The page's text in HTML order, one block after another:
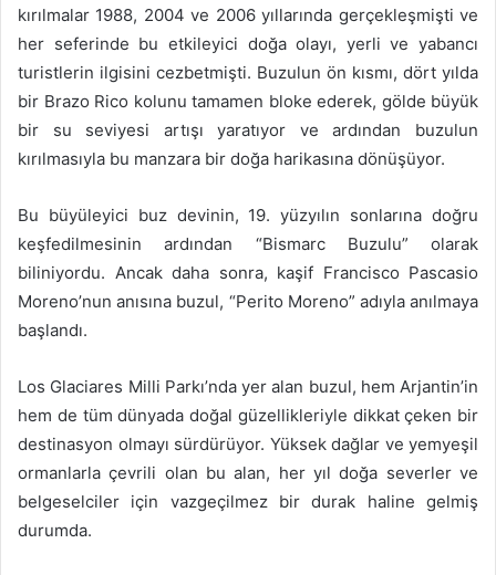
kırılmalar 1988, 2004 ve 2006 yıllarında gerçekleşmişti ve
her seferinde bu etkileyici doğa olayı, yerli ve yabancı
turistlerin ilgisini cezbetmişti. Buzulun ön kısmı, dört yılda
bir Brazo Rico kolunu tamamen bloke ederek, gölde büyük
bir su seviyesi artışı yaratıyor ve ardından buzulun
kırılmasıyla bu manzara bir doğa harikasına dönüşüyor.
Bu büyüleyici buz devinin, 19. yüzyılın sonlarına doğru
keşfedilmesinin ardından “Bismarc Buzulu” olarak
biliniyordu. Ancak daha sonra, kaşif Francisco Pascasio
Moreno’nun anısına buzul, “Perito Moreno” adıyla anılmaya
başlandı.
Los Glaciares Milli Parkı’nda yer alan buzul, hem Arjantin’in
hem de tüm dünyada doğal güzellikleriyle dikkat çeken bir
destinasyon olmayı sürdürüyor. Yüksek dağlar ve yemyeşil
ormanlarla çevrili olan bu alan, her yıl doğa severler ve
belgeselciler için vazgeçilmez bir durak haline gelmiş
durumda.